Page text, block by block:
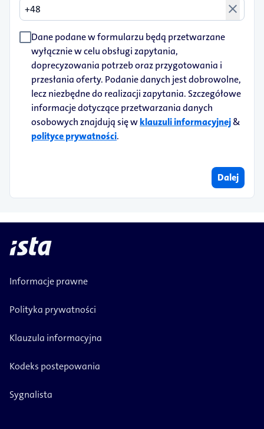
close
Dane podane w formularzu będą przetwarzane
wyłącznie w celu obsługi zapytania,
doprecyzowania potrzeb oraz przygotowania i
przesłania oferty. Podanie danych jest dobrowolne,
lecz niezbędne do realizacji zapytania. Szczegółowe
informacje dotyczące przetwarzania danych
osobowych znajdują się wklauzuli informacyjnej&
polityce prywatności.
Dalej
Informacje prawne
Polityka prywatności
Klauzula informacyjna
Kodeks postepowania
Sygnalista